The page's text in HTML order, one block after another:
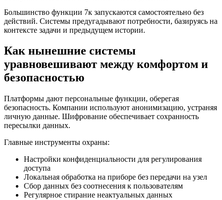
Большинство функции 7к запускаются самостоятельно без
действий. Системы предугадывают потребности, базируясь на
контексте задачи и предыдущем истории.
Как нынешние системы
уравновешивают между комфортом и
безопасностью
Платформы дают персональные функции, оберегая
безопасность. Компании используют анонимизацию, устраняя
личную данные. Шифрование обеспечивает сохранность
пересылки данных.
Главные инструменты охраны:
Настройки конфиденциальности для регулирования
доступа
Локальная обработка на приборе без передачи на узел
Сбор данных без соотнесения к пользователям
Регулярное стирание неактуальных данных